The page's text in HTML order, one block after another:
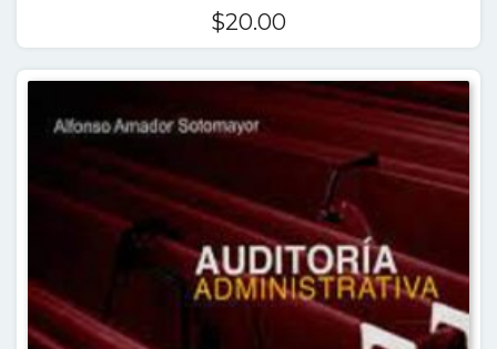
$20.00